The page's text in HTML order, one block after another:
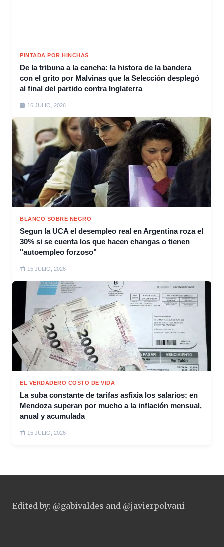
PINTADA POR HINCHAS
De la tribuna a la cancha: la histora de la bandera
con el grito por Malvinas que la Selección desplegó
al final del partido contra Inglaterra
16 JULIO, 2026
BLANCO SOBRE NEGRO
Segun la UCA el desempleo real en Argentina roza el
30% si se cuenta los que hacen changas o tienen
"autoempleo forzoso"
15 JULIO, 2026
EL VERDADERO COSTO DE VIDA
La suba constante de tarifas asfixia los salarios: en
Mendoza superan por mucho a la inflación mensual,
anual y acumulada
15 JULIO, 2026
Edited by: @gabivaldes and @javierpolvani